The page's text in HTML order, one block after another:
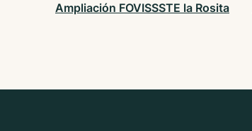
Ampliación FOVISSSTE la Rosita